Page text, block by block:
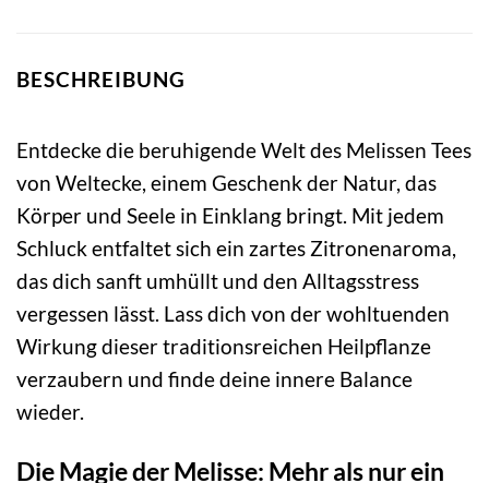
BESCHREIBUNG
Entdecke die beruhigende Welt des Melissen Tees
von Weltecke, einem Geschenk der Natur, das
Körper und Seele in Einklang bringt. Mit jedem
Schluck entfaltet sich ein zartes Zitronenaroma,
das dich sanft umhüllt und den Alltagsstress
vergessen lässt. Lass dich von der wohltuenden
Wirkung dieser traditionsreichen Heilpflanze
verzaubern und finde deine innere Balance
wieder.
Die Magie der Melisse: Mehr als nur ein